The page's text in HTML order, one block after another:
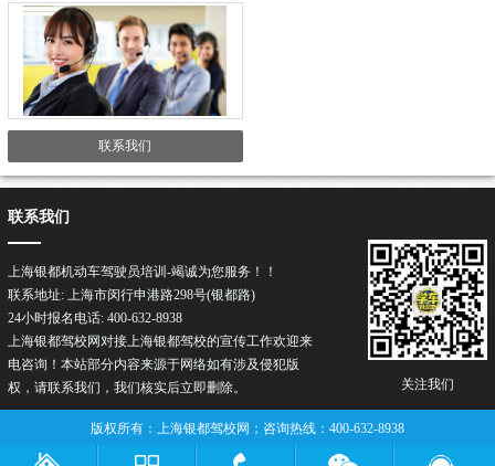
联系我们
关注我们
联系我们
上海银都机动车驾驶员培训-竭诚为您服务！！
联系地址: 上海市闵行申港路298号(银都路)
24小时报名电话: 400-632-8938
上海银都驾校网对接上海银都驾校的宣传工作欢迎来
电咨询！本站部分内容来源于网络如有涉及侵犯版
权，请联系我们，我们核实后立即删除。
版权所有：上海银都驾校网；咨询热线：400-632-8938